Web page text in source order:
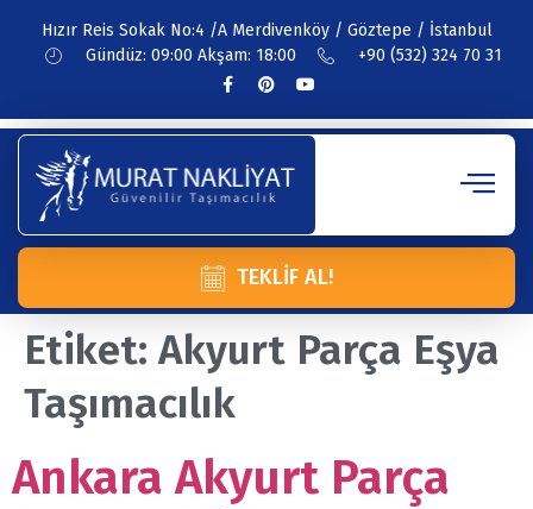
Hızır Reis Sokak No:4 /A Merdivenköy / Göztepe / İstanbul
Gündüz: 09:00 Akşam: 18:00
+90 (532) 324 70 31
TEKLIF AL!
Etiket:Akyurt Parça Eşya
Taşımacılık
Ankara Akyurt Parça